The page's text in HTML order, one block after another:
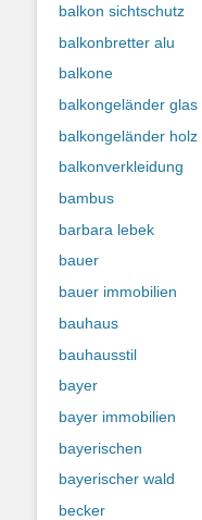
balkon sichtschutz
balkonbretter alu
balkone
balkongeländer glas
balkongeländer holz
balkonverkleidung
bambus
barbara lebek
bauer
bauer immobilien
bauhaus
bauhausstil
bayer
bayer immobilien
bayerischen
bayerischer wald
becker